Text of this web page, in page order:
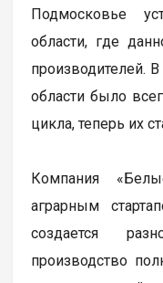
Подмосковье
области, где
производителей.
области было
цикла, теперь их
Компания
аграрным
создается
производство